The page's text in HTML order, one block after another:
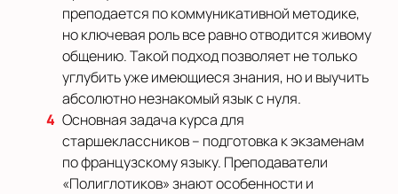
преподается по коммуникативной методике,
но ключевая роль все равно отводится живому
общению. Такой подход позволяет не только
углубить уже имеющиеся знания, но и выучить
абсолютно незнакомый язык с нуля.
Основная задача курса для
старшеклассников – подготовка к экзаменам
по французскому языку. Преподаватели
«Полиглотиков» знают особенности и